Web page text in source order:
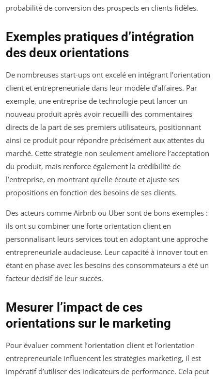
probabilité de conversion des prospects en clients fidèles.
Exemples pratiques d’intégration
des deux orientations
De nombreuses start-ups ont excelé en intégrant l’orientation
client et entrepreneuriale dans leur modèle d’affaires. Par
exemple, une entreprise de technologie peut lancer un
nouveau produit après avoir recueilli des commentaires
directs de la part de ses premiers utilisateurs, positionnant
ainsi ce produit pour répondre précisément aux attentes du
marché. Cette stratégie non seulement améliore l’acceptation
du produit, mais renforce également la crédibilité de
l’entreprise, en montrant qu’elle écoute et ajuste ses
propositions en fonction des besoins de ses clients.
Des acteurs comme Airbnb ou Uber sont de bons exemples :
ils ont su combiner une forte orientation client en
personnalisant leurs services tout en adoptant une approche
entrepreneuriale audacieuse. Leur capacité à innover tout en
étant en phase avec les besoins des consommateurs a été un
facteur décisif de leur succès.
Mesurer l’impact de ces
orientations sur le marketing
Pour évaluer comment l’orientation client et l’orientation
entrepreneuriale influencent les stratégies marketing, il est
impératif d’utiliser des indicateurs de performance. Cela peut